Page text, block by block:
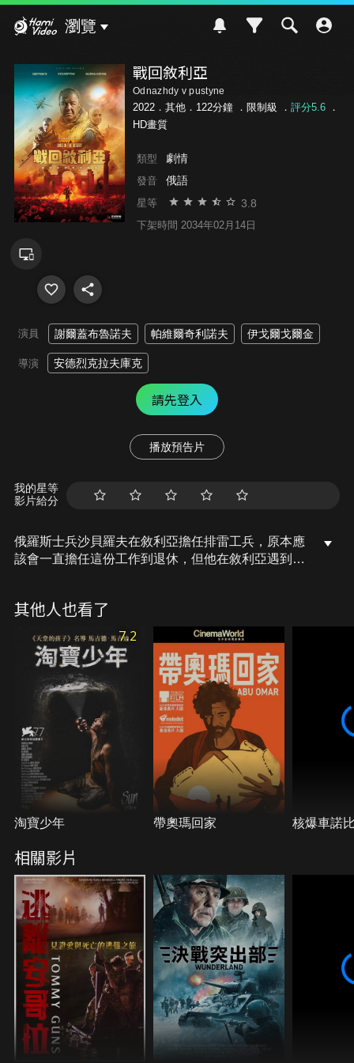
瀏覽
戰回敘利亞
Odnazhdy v pustyne
2022．其他．122分鐘 ． 限制級 ． 評分5.6．
HD畫質
類型 劇情
發音 俄語
星等 3.8
下架時間 2034年02月14日
演員 謝爾蓋布魯諾夫 帕維爾奇利諾夫 伊戈爾戈爾金
導演 安德烈克拉夫庫克
請先登入
播放預告片
我的星等
影片給分
俄羅斯士兵沙貝羅夫在敘利亞擔任排雷工兵，原本應
該會一直擔任這份工作到退休，但他在敘利亞遇到了
其他人也看了
7.2
淘寶少年 帶奧瑪回家 核爆車諾
相關影片